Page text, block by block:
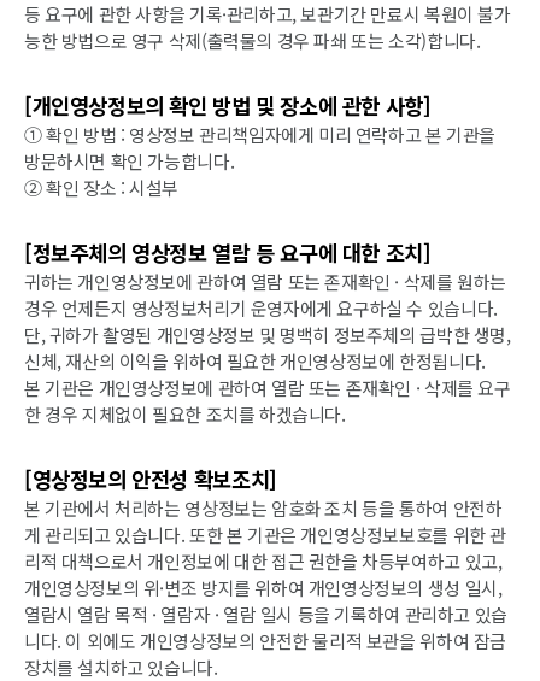
등 요구에 관한 사항을 기록·관리하고, 보관기간 만료시 복원이 불가
능한 방법으로 영구 삭제(출력물의 경우 파쇄 또는 소각)합니다.
[개인영상정보의 확인 방법 및 장소에 관한 사항]
① 확인 방법 : 영상정보 관리책임자에게 미리 연락하고 본 기관을
방문하시면 확인 가능합니다.
② 확인 장소 : 시설부
[정보주체의 영상정보 열람 등 요구에 대한 조치]
귀하는 개인영상정보에 관하여 열람 또는 존재확인 · 삭제를 원하는
경우 언제든지 영상정보처리기 운영자에게 요구하실 수 있습니다.
단, 귀하가 촬영된 개인영상정보 및 명백히 정보주체의 급박한 생명,
신체, 재산의 이익을 위하여 필요한 개인영상정보에 한정됩니다.
본 기관은 개인영상정보에 관하여 열람 또는 존재확인 · 삭제를 요구
한 경우 지체없이 필요한 조치를 하겠습니다.
[영상정보의 안전성 확보조치]
본 기관에서 처리하는 영상정보는 암호화 조치 등을 통하여 안전하
게 관리되고 있습니다. 또한 본 기관은 개인영상정보보호를 위한 관
리적 대책으로서 개인정보에 대한 접근 권한을 차등부여하고 있고,
개인영상정보의 위·변조 방지를 위하여 개인영상정보의 생성 일시,
열람시 열람 목적 · 열람자 · 열람 일시 등을 기록하여 관리하고 있습
니다. 이 외에도 개인영상정보의 안전한 물리적 보관을 위하여 잠금
장치를 설치하고 있습니다.